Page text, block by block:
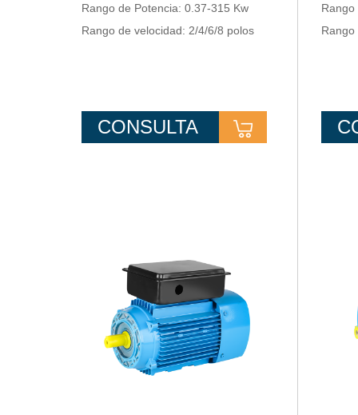
Rango de Potencia: 0.37-315 Kw
Rango de velocidad: 2/4/6/8 polos
CONSULTA
Rango